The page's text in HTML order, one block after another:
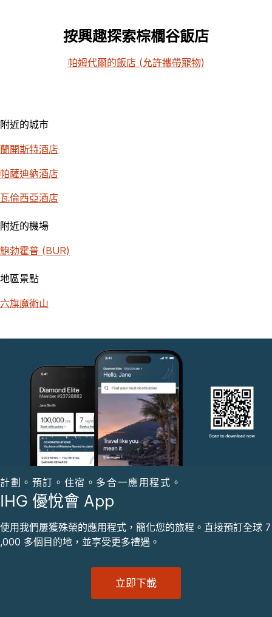
按興趣探索棕櫚谷飯店
帕姆代爾的飯店 (允許攜帶寵物)
附近的城市
蘭開斯特酒店
帕薩迪納酒店
瓦倫西亞酒店
附近的機場
鮑勃霍普 (BUR)
地區景點
六旗魔術山
計劃。預訂。住宿。多合一應用程式。
IHG 優悅會 App
使用我們屢獲殊榮的應用程式，簡化您的旅程。直接預訂全球 7
,000 多個目的地，並享受更多禮遇。
立即下載